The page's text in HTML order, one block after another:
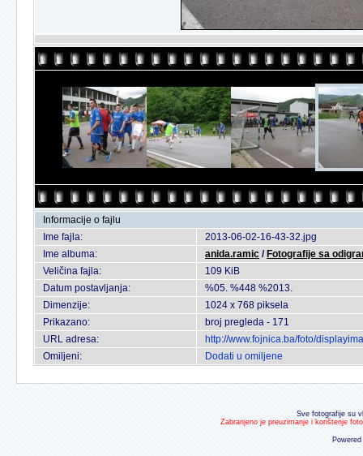
Informacije o fajlu
Ime fajla:
2013-06-02-16-43-32.jpg
Ime albuma:
anida.ramic / Fotografije sa
Veličina fajla:
109 KiB
Datum postavljanja:
%05. %448 %2013.
Dimenzije:
1024 x 768 piksela
Prikazano:
broj pregleda - 171
URL adresa:
http://www.fojnica.ba/foto/
Omiljeni:
Dodati u omiljene
Sve fotografije su
Zabranjeno je preuzimanje i korištenje